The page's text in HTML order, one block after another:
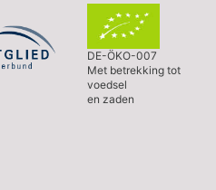
DE-ÖKO-007
Met betrekking tot
voedsel
en zaden